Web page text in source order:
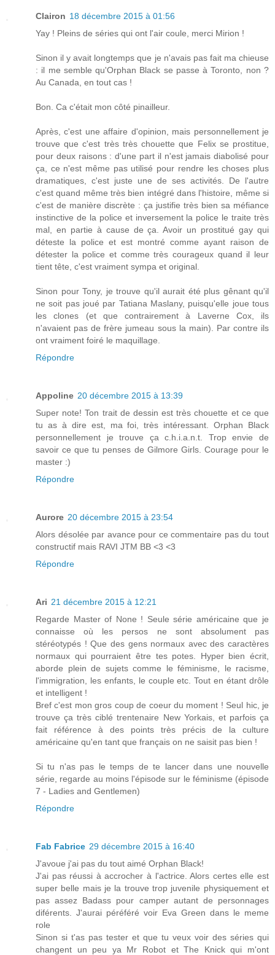
Clairon 18 décembre 2015 à 01:56
Yay ! Pleins de séries qui ont l'air coule, merci Mirion !
Sinon il y avait longtemps que je n'avais pas fait ma chieuse
: il me semble qu'Orphan Black se passe à Toronto, non ?
Au Canada, en tout cas !
Bon. Ca c'était mon côté pinailleur.
Après, c'est une affaire d'opinion, mais personnellement je
trouve que c'est très très chouette que Felix se prostitue,
pour deux raisons : d'une part il n'est jamais diabolisé pour
ça, ce n'est même pas utilisé pour rendre les choses plus
dramatiques, c'est juste une de ses activités. De l'autre
c'est quand même très bien intégré dans l'histoire, même si
c'est de manière discrète : ça justifie très bien sa méfiance
instinctive de la police et inversement la police le traite très
mal, en partie à cause de ça. Avoir un prostitué gay qui
déteste la police et est montré comme ayant raison de
détester la police et comme très courageux quand il leur
tient tête, c'est vraiment sympa et original.
Sinon pour Tony, je trouve qu'il aurait été plus gênant qu'il
ne soit pas joué par Tatiana Maslany, puisqu'elle joue tous
les clones (et que contrairement à Laverne Cox, ils
n'avaient pas de frère jumeau sous la main). Par contre ils
ont vraiment foiré le maquillage.
Répondre
Appoline 20 décembre 2015 à 13:39
Super note! Ton trait de dessin est très chouette et ce que
tu as à dire est, ma foi, très intéressant. Orphan Black
personnellement je trouve ça c.h.i.a.n.t. Trop envie de
savoir ce que tu penses de Gilmore Girls. Courage pour le
master :)
Répondre
Aurore 20 décembre 2015 à 23:54
Alors désolée par avance pour ce commentaire pas du tout
constructif mais RAVI JTM BB <3 <3
Répondre
Ari 21 décembre 2015 à 12:21
Regarde Master of None ! Seule série américaine que je
connaisse où les persos ne sont absolument pas
stéréotypés ! Que des gens normaux avec des caractères
normaux qui pourraient être tes potes. Hyper bien écrit,
aborde plein de sujets comme le féminisme, le racisme,
l'immigration, les enfants, le couple etc. Tout en étant drôle
et intelligent !
Bref c'est mon gros coup de coeur du moment ! Seul hic, je
trouve ça très ciblé trentenaire New Yorkais, et parfois ça
fait référence à des points très précis de la culture
américaine qu'en tant que français on ne saisit pas bien !
Si tu n'as pas le temps de te lancer dans une nouvelle
série, regarde au moins l'épisode sur le féminisme (épisode
7 - Ladies and Gentlemen)
Répondre
Fab Fabrice 29 décembre 2015 à 16:40
J'avoue j'ai pas du tout aimé Orphan Black!
J'ai pas réussi à accrocher à l'actrice. Alors certes elle est
super belle mais je la trouve trop juvenile physiquement et
pas assez Badass pour camper autant de personnages
diférents. J'aurai péréféré voir Eva Green dans le meme
role
Sinon si t'as pas tester et que tu veux voir des séries qui
changent un peu ya Mr Robot et The Knick qui m'ont